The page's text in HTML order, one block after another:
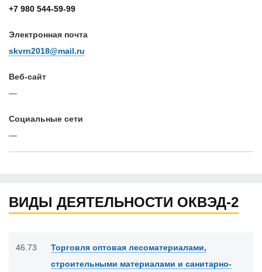
+7 980 544-59-99
Электронная почта
skvrn2018@mail.ru
Веб-сайт
—
Cоциальные сети
—
ВИДЫ ДЕЯТЕЛЬНОСТИ ОКВЭД-2
46.73
Торговля оптовая лесоматериалами,
строительными материалами и санитарно-